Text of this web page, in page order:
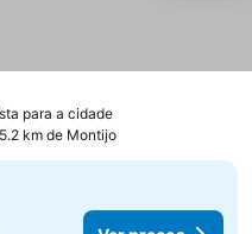
para a cidade
km de Montijo